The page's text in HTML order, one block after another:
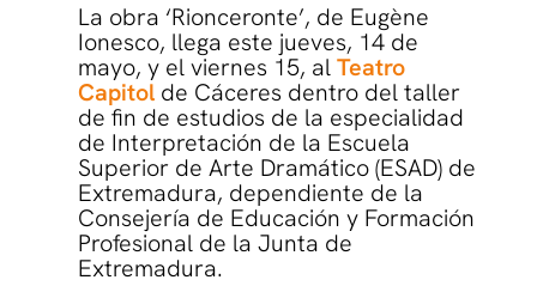
La obra ‘Rionceronte’, de Eugène
Ionesco, llega este jueves, 14 de
mayo, y el viernes 15, alTeatro
Capitol de Cáceres dentro del taller
de fin de estudios de la especialidad
de Interpretación de la Escuela
Superior de Arte Dramático (ESAD) de
Extremadura, dependiente de la
Consejería de Educación y Formación
Profesional de la Junta de
Extremadura.